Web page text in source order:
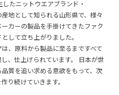
たニットウエアブランド・
地として知られる山形県で、様々
カーの製品を手掛けてきたファク
して立ち上がりました。
、原料から製品に至るまですべて
、仕上げられています。 日本が世
質を追い求める意欲をもって、次
り続けていきます。